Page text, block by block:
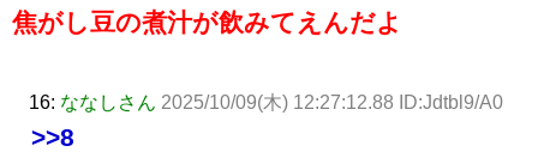
焦がし豆の煮汁が飲みてえんだよ
16: ななしさん 2025/10/09(木) 12:27:12.88 ID:Jdtbl9/A0
>>8